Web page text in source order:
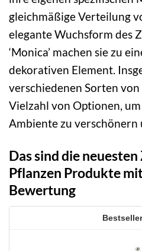
gleichmäßige Verteilung
elegante Wuchsform des
‘Monica’ machen sie zu
dekorativen Element.
verschiedenen Sorten
Vielzahl von Optionen,
Ambiente zu verschönern
Das sind die
Pflanzen Produkte
Bewertung